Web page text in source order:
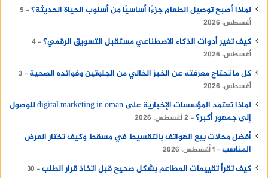
لماذا أصبح توصيل الطعام جزءًا أساسيًا من أسلوب الحياة الحديثة؟
5
أغسطس، 2026
كيف تغير أدوات الذكاء الاصطناعي مستقبل التسويق الرقمي؟ 4
أغسطس، 2026
كل ما تحتاج معرفته عن الخبز الخالي من الجلوتين وفوائده الصحية
3
أغسطس، 2026
لماذا تعتمد المؤسسات الإخبارية على digital marketing in oman للوصول
إلى جمهور أكبر؟ 2 أغسطس، 2026
أفضل محلات بيع الهواتف بالتقسيط في مسقط وكيف تختار العرض
المناسب 1 أغسطس، 2026
كيف تقرأ تقييمات المطاعم بشكل صحيح قبل اتخاذ قرار الطلب
30